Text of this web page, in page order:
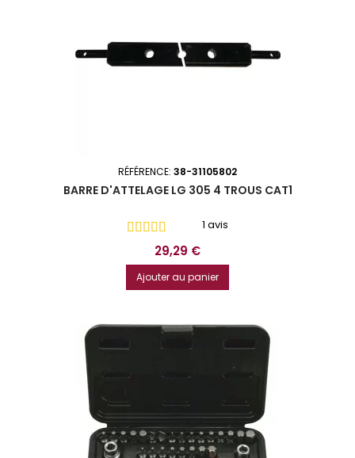
RÉFÉRENCE: 38-31105802
BARRE D'ATTELAGE LG 305 4 TROUS CAT1
1 avis
Prix
29,29 €
Ajouter au panier